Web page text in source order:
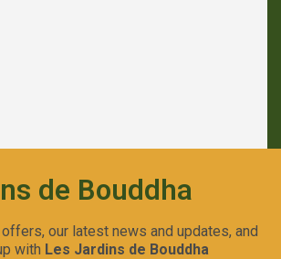
de Bouddha
our latest news and updates, and
with Les Jardins de Bouddha